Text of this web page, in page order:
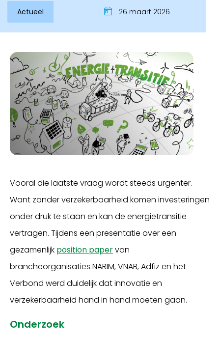
Actueel 26 maart 2026
Vooral die laatste vraag wordt steeds urgenter.
Want zonder verzekerbaarheid komen investeringen
onder druk te staan en kan de energietransitie
vertragen. Tijdens een presentatie over een
gezamenlijk position papervan
brancheorganisaties NARIM, VNAB, Adfiz en het
Verbond werd duidelijk dat innovatie en
verzekerbaarheid hand in hand moeten gaan.
Onderzoek